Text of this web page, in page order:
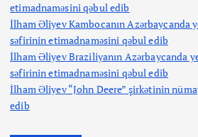
etimadnaməsini qəbul edib
İlham Əliyev Kambocanın Azərbaycanda
səfirinin etimadnaməsini qəbul edib
İlham Əliyev Braziliyanın Azərbaycanda
səfirinin etimadnaməsini qəbul edib
İlham Əliyev “John Deere” şirkətinin
edib